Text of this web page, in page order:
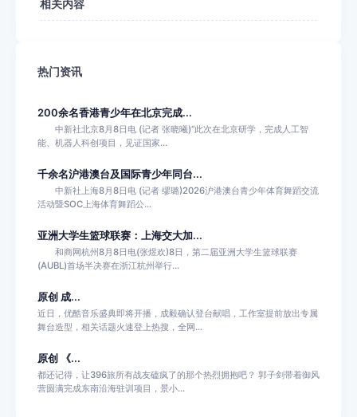
相关内容
热门资讯
200余名香港青少年在北京完成...
中新社北京8月8日电 (记者 张晓曦)“此次在北京研学，完成人工智
能、机器人科创项目，见证国家...
千余名沪港澳台及国际青少年同台...
中新社上海8月8日电 (记者 缪璐)2026沪港澳台青少年体育舞蹈交流
活动暨SOC上海体育舞蹈公...
亚洲大学生篮球联赛：上海交大加...
和商网杭州8月8日电(张煜欢)8日，第二届亚洲大学生篮球联赛
(AUBL)首场半决赛在浙江杭州举行...
原创 成...
近日，优酷音乐盛典即将开播，成毅确认登台献唱，工作室提前放出专属
舞台造型，相关话题火速登上热搜，全网...
原创 《...
都还记得，让396旅所有战友磕疯了的那个热烈拥抱吧？ 郭子剑带着御风
营圆满完成东南沿海驻训项目，景小...